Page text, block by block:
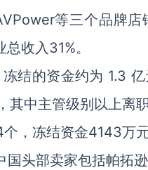
等三个品牌
收入31%。
结的资金约为 1.3
中主管级别以上离
，冻结资金4143万元
头部卖家包括帕拓